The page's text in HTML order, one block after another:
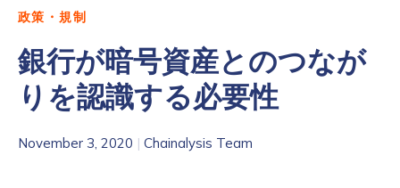
政策・規制
銀行が暗号資産とのつなが
りを認識する必要性
November 3, 2020 | Chainalysis Team